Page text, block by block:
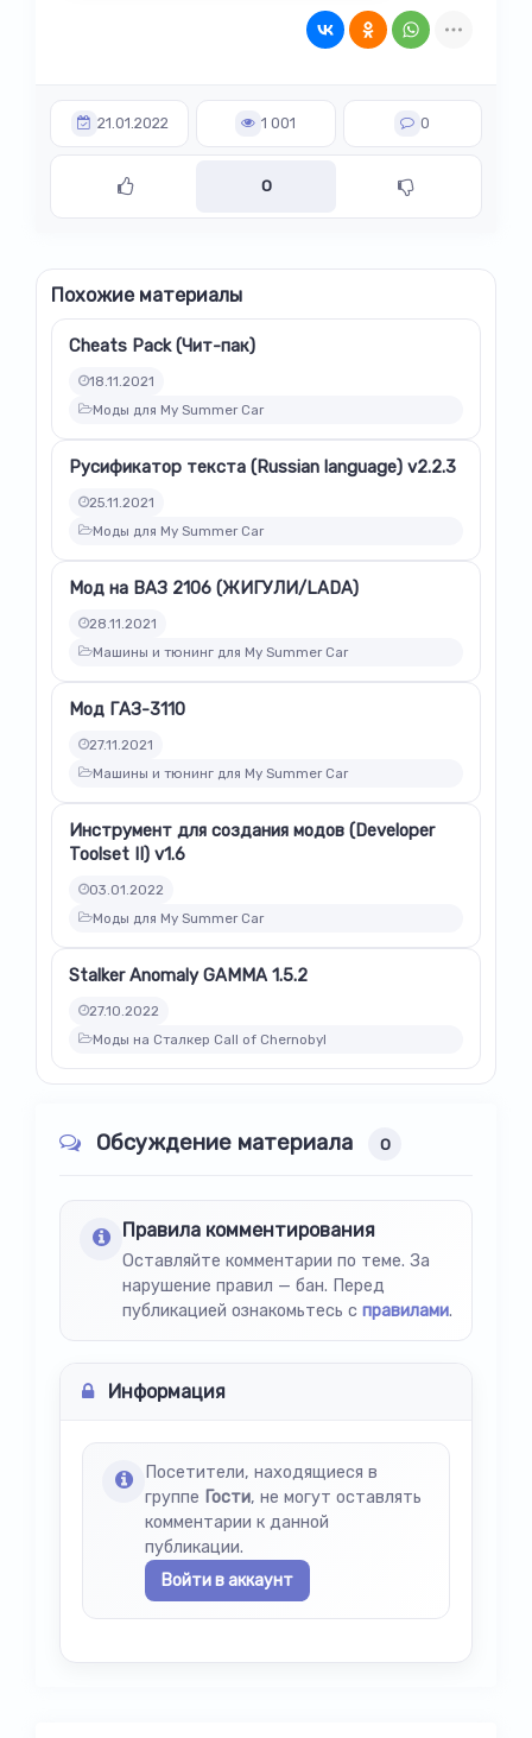
21.01.2022 1 001 0
0
Похожие материалы
Cheats Pack (Чит-пак)
18.11.2021
Моды для My Summer Car
Русификатор текста (Russian language) v2.2.3
25.11.2021
Моды для My Summer Car
Мод на ВАЗ 2106 (ЖИГУЛИ/LADA)
28.11.2021
Машины и тюнинг для My Summer Car
Мод ГАЗ-3110
27.11.2021
Машины и тюнинг для My Summer Car
Инструмент для создания модов (Developer
Toolset II) v1.6
03.01.2022
Моды для My Summer Car
Stalker Anomaly GAMMA 1.5.2
27.10.2022
Моды на Сталкер Call of Chernobyl
Обсуждение материала 0
Правила комментирования
Оставляйте комментарии по теме. За
нарушение правил — бан. Перед
публикацией ознакомьтесь с правилами.
Информация
Посетители, находящиеся в
группе Гости, не могут оставлять
комментарии к данной
публикации.
Войти в аккаунт